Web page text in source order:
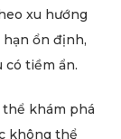
xu hướng
hạn ổn định,
có tiềm ẩn.
khám phá
không thể